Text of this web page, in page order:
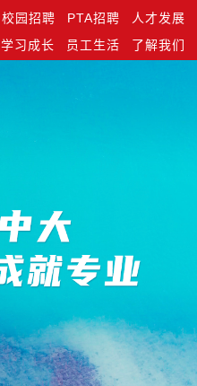
校园招聘 PTA招聘
人才发展
学习成长
员工生活 了解我们